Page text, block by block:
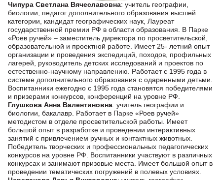
Чипура Светлана Вячеславовна: учитель географии,
биологии, педагог дополнительного образования высшей
категории, кандидат географических наук, Лауреат
государственной премии РФ в области образования. В Парке
«Роев ручей» – заместитель директора по просветительской,
образовательной и проектной работе. Имеет 25- летний опыт
организации и проведения экспедиций, походов, профильных
лагерей, руководитель детских исследований и проектов по
естественно-научному направлению. Работает с 1995 года в
системе дополнительного образования с одаренными детьми.
Воспитанники ежегодно с 1995 года становятся победителями
и призерами конкурсов, конференций на уровне РФ.
Глушкова Анна Валентиновна: учитель географии и
биологии, бакалавр. Работает в Парке «Роев ручей»
методистом в отделе просветительской работы. Имеет
большой опыт в разработке и проведении интерактивных
занятий с привлечением ручных и контактных животных.
Победитель творческих и профессиональных педагогических
конкурсов на уровне РФ. Воспитанники участвуют в различных
конкурсах и занимают призовые места. Имеет большой опыт в
проведении тематических погружений в полевых условиях.